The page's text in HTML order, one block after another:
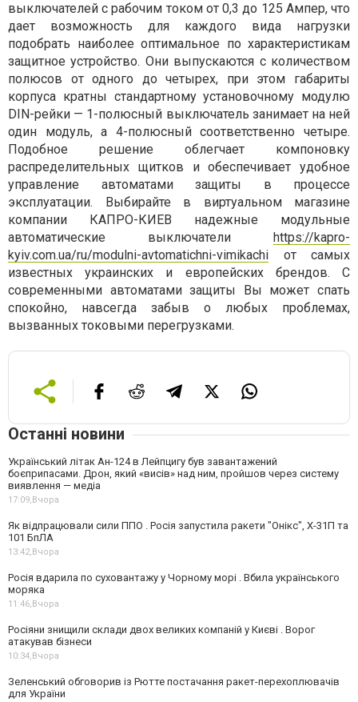
выключателей с рабочим током от 0,3 до 125 Ампер, что
дает возможность для каждого вида нагрузки
подобрать наиболее оптимальное по характеристикам
защитное устройство. Они выпускаются с количеством
полюсов от одного до четырех, при этом габариты
корпуса кратны стандартному установочному модулю
DIN-рейки — 1-полюсный выключатель занимает на ней
один модуль, а 4-полюсный соответственно четыре.
Подобное решение облегчает компоновку
распределительных щитков и обеспечивает удобное
управление автоматами защиты в процессе
эксплуатации. Выбирайте в виртуальном магазине
компании КАПРО-КИЕВ надежные модульные
автоматические выключатели https://kapro-
kyiv.com.ua/ru/modulni-avtomatichni-vimikachi от самых
известных украинских и европейских брендов. С
современными автоматами защиты Вы может спать
спокойно, навсегда забыв о любых проблемах,
вызванных токовыми перегрузками.
Останні новини
Український літак Ан-124 в Лейпцигу був завантажений
боєприпасами. Дрон, який «висів» над ним, пройшов через систему
виявлення — медіа
17:09,Вчора
Як відпрацювали сили ППО . Росія запустила ракети "Онікс", Х-31П та
101 БпЛА
13:42,Вчора
Росія вдарила по суховантажу у Чорному морі . Вбила українського
моряка
11:46,Вчора
Росіяни знищили склади двох великих компаній у Києві . Ворог
атакував бізнеси
10:34,Вчора
Зеленський обговорив із Рютте постачання ракет-перехоплювачів
для України